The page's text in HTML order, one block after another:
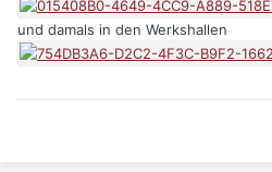
und damals in den Werkshallen